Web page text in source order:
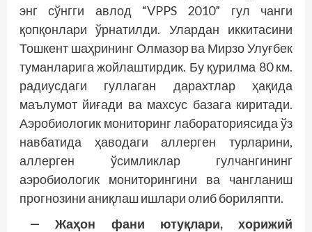
энг сўнгги авлод “VPPS 2010” гул чанги
қопқонлари ўрнатилди. Улардан иккитасини
Тошкент шаҳрининг Олмазор ва Мирзо Улуғбек
туманларига жойлаштирдик. Бу қурилма 80 км.
радиусдаги гуллаган дарахтлар ҳақида
маълумот йиғади ва махсус базага киритади.
Аэробиологик мониторинг лабораториясида ўз
навбатида ҳаводаги аллерген турларини,
аллерген ўсимликлар гулчангининг
аэробиологик мониторингини ва чангланиш
прогнозини аниқлаш ишлари олиб бориляпти.
— Жаҳон фани ютуқлари, хорижий